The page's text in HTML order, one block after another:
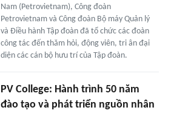
Nam (Petrovietnam), Công đoàn
Petrovietnam và Công đoàn Bộ máy Quản lý
và Điều hành Tập đoàn đã tổ chức các đoàn
công tác đến thăm hỏi, động viên, tri ân đại
diện các cán bộ hưu trí của Tập đoàn.
PV College: Hành trình 50 năm
đào tạo và phát triển nguồn nhân